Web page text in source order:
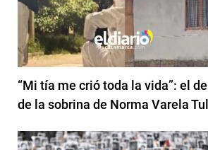
“Mi tía me crió toda la vida”: el
de la sobrina de Norma Varela